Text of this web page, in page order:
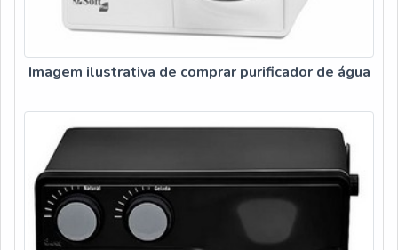
Imagem ilustrativa de comprar purificador de água